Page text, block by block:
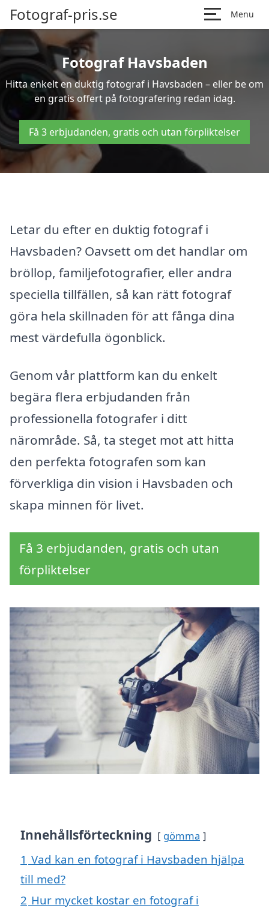
Fotograf-pris.se Menu
Fotograf Havsbaden
Hitta enkelt en duktig fotograf i Havsbaden – eller be om
en gratis offert på fotografering redan idag.
Få 3 erbjudanden, gratis och utan förpliktelser
Letar du efter en duktig fotograf i
Havsbaden? Oavsett om det handlar om
bröllop, familjefotografier, eller andra
speciella tillfällen, så kan rätt fotograf
göra hela skillnaden för att fånga dina
mest värdefulla ögonblick.
Genom vår plattform kan du enkelt
begära flera erbjudanden från
professionella fotografer i ditt
närområde. Så, ta steget mot att hitta
den perfekta fotografen som kan
förverkliga din vision i Havsbaden och
skapa minnen för livet.
Få 3 erbjudanden, gratis och utan
förpliktelser
Innehållsförteckning gömma
1 Vad kan en fotograf i Havsbaden hjälpa
till med?
2 Hur mycket kostar en fotograf i